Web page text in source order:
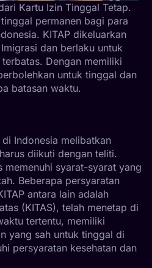
Kartu Izin Tinggal Tetap.
permanen bagi para
KITAP dikeluarkan
dan berlaku untuk
Dengan memiliki
untuk tinggal dan
batasan waktu.
Indonesia melibatkan
diikuti dengan teliti.
memenuhi syarat-syarat yang
Beberapa persyaratan
antara lain adalah
(KITAS), telah menetap di
tertentu, memiliki
yang sah untuk tinggal di
persyaratan kesehatan dan